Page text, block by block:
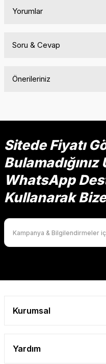
Yorumlar
Soru & Cevap
Önerileriniz
Ürün resmi kalitesiz,
Ürün açıklamasında eksik
Ürün bilgilerinde hatalar
Ürün fiyatı diğer sitelerden
Bu ürüne benzer farklı
Sitede Fiyatı
WhatsApp
Kullanarak
Kurumsal
Yardım